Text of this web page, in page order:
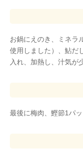
お鍋にえのき、ミネラ
使用しました）、鮎だ
入れ、加熱し、汁気が
最後に梅肉、鰹節1パ